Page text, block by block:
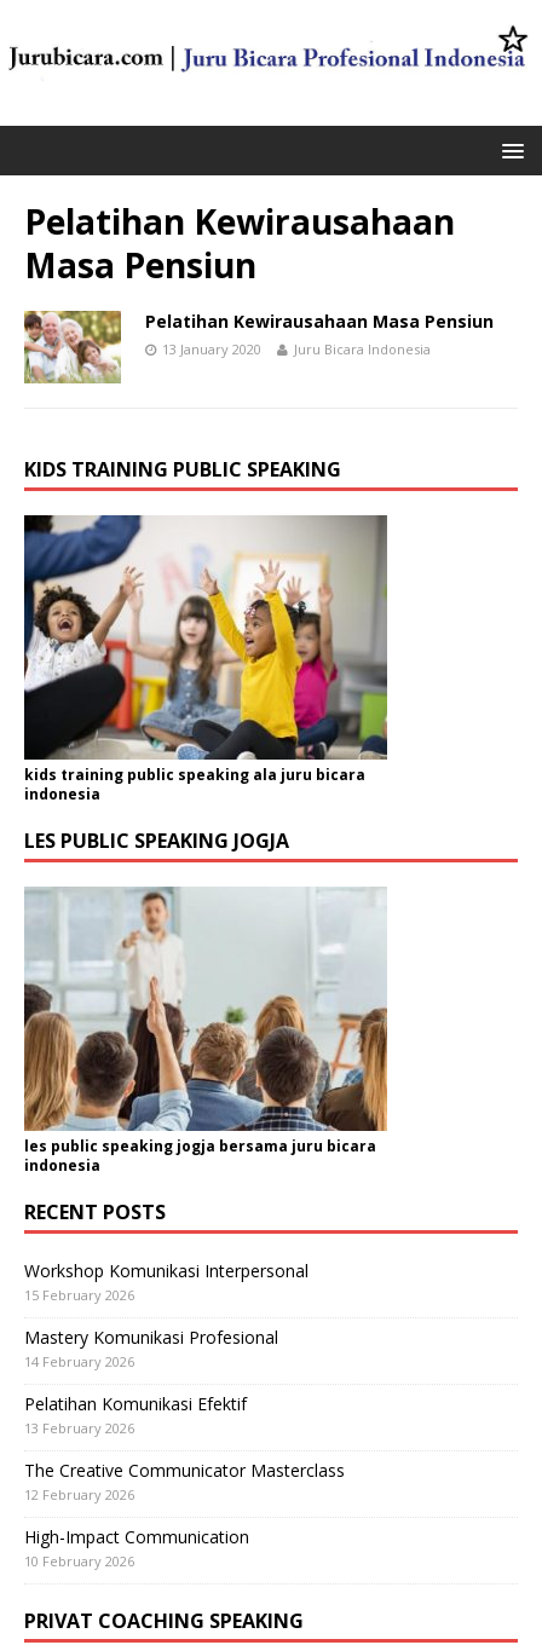
Pelatihan Kewirausahaan
Masa Pensiun
Pelatihan Kewirausahaan Masa Pensiun
13 January 2020 Juru Bicara Indonesia
KIDS TRAINING PUBLIC SPEAKING
kids training public speaking ala juru bicara
indonesia
LES PUBLIC SPEAKING JOGJA
les public speaking jogja bersama juru bicara
indonesia
RECENT POSTS
Workshop Komunikasi Interpersonal
15 February 2026
Mastery Komunikasi Profesional
14 February 2026
Pelatihan Komunikasi Efektif
13 February 2026
The Creative Communicator Masterclass
12 February 2026
High-Impact Communication
10 February 2026
PRIVAT COACHING SPEAKING